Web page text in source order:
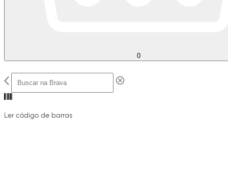
0
Ler código de barras